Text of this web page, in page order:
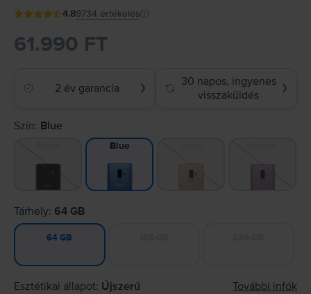
4.89734 értékelés
61.990 FT
2 év garancia ❯
30 napos, ingyenes
visszaküldés
❯
Szín: Blue
Blue
Tárhely: 64 GB
64 GB
Esztétikai állapot: Újszerű További infók